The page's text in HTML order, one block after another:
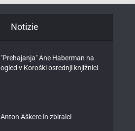
Notizie
"Prehajanja" Ane Haberman na
ogled v Koroški osrednji knjižnici
Anton Aškerc in zbiralci